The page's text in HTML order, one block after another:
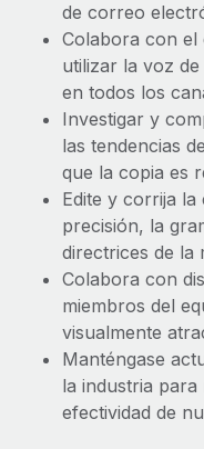
Reubica a los
Prestaciones
Gestiona las
complicaciones.
La misión de Remote
todos los tamaños a
Más información
Pento se
con Remote
Gestionar las
semanas en hacerlo
Más información
de correo
Colabora con el
utilizar la voz
en todos los
Investigar y
las tendencias
que la copia es
Edite y corrija
precisión, la
directrices de la
Colabora con
miembros del
visualmente
Manténgase
la industria
efectividad de